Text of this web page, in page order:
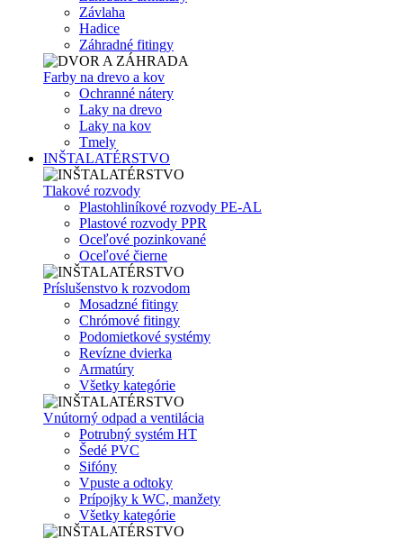
Závlaha
Hadice
Záhradné fitingy
Farby na drevo a kov
Ochranné nátery
Laky na drevo
Laky na kov
Tmely
INŠTALATÉRSTVO
Tlakové rozvody
Plastohliníkové rozvody PE-AL
Plastové rozvody PPR
Oceľové pozinkované
Oceľové čierne
Príslušenstvo k rozvodom
Mosadzné fitingy
Chrómové fitingy
Podomietkové systémy
Revízne dvierka
Armatúry
Všetky kategórie
Vnútorný odpad a ventilácia
Potrubný systém HT
Šedé PVC
Sifóny
Vpuste a odtoky
Prípojky k WC, manžety
Všetky kategórie